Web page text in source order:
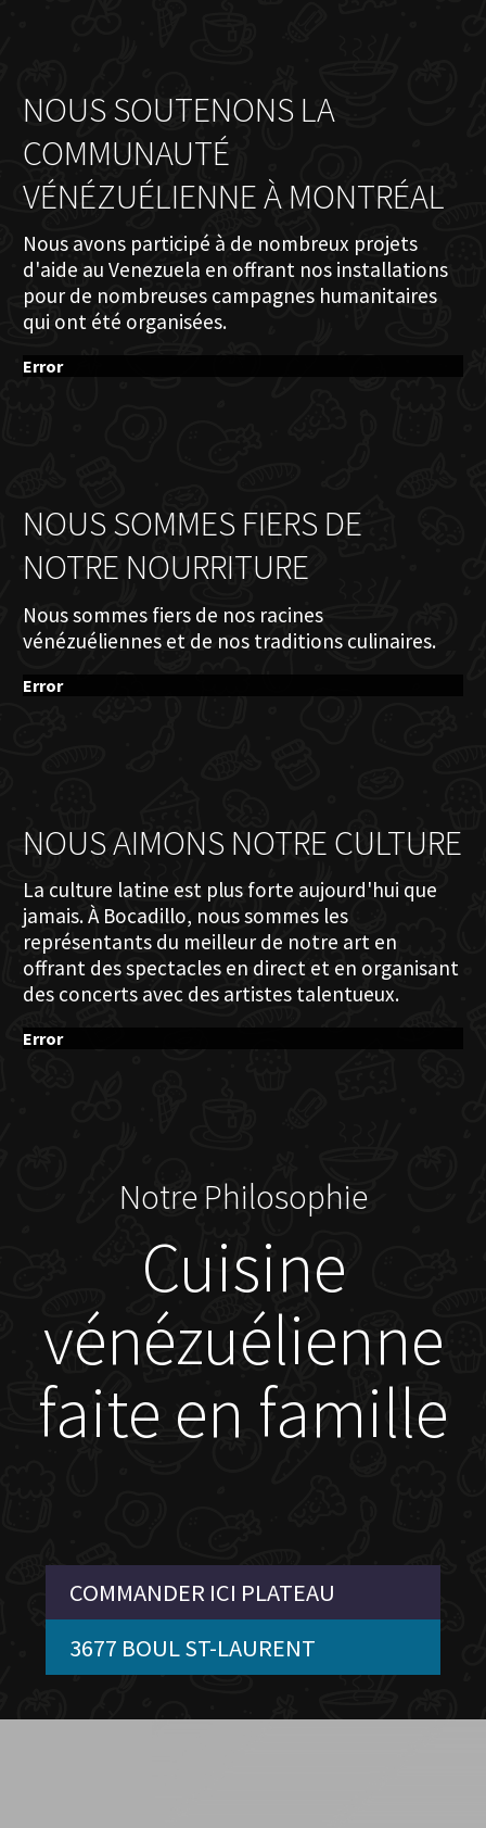
NOUS SOUTENONS LA
COMMUNAUTÉ
VÉNÉZUÉLIENNE À MONTRÉAL
Nous avons participé à de nombreux projets
d'aide au Venezuela en offrant nos installations
pour de nombreuses campagnes humanitaires
qui ont été organisées.
Error
NOUS SOMMES FIERS DE
NOTRE NOURRITURE
Nous sommes fiers de nos racines
vénézuéliennes et de nos traditions culinaires.
Error
NOUS AIMONS NOTRE CULTURE
La culture latine est plus forte aujourd'hui que
jamais. À Bocadillo, nous sommes les
représentants du meilleur de notre art en
offrant des spectacles en direct et en organisant
des concerts avec des artistes talentueux.
Error
Notre Philosophie
Cuisine
vénézuélienne
faite en famille
COMMANDER ICI PLATEAU
3677 BOUL ST-LAURENT